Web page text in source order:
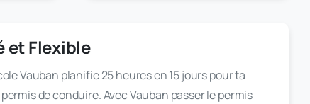
et Flexible
Vauban planifie 25 heures en 15 jours pour ta
de conduire. Avec Vauban passer le permis